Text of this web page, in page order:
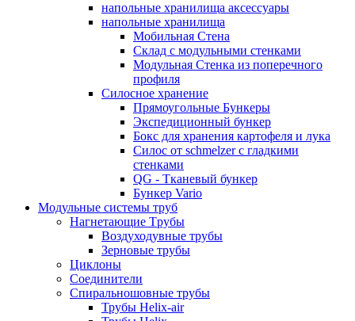
напольныe хранилища аксессуары
напольныe хранилища
Мобильная Стена
Склад с модульными стенками
Модульная Стенка из поперечного
профиля
Силосное хранение
Прямоугольные Бункеры
Экспедиционный бункер
Бокс для хранения картофеля и лука
Силос от schmelzer с гладкими
стенками
QG - Тканевый бункер
Бункер Vario
Модульные системы труб
Нагнетающие Tрубы
Воздуходувные трубы
Зерновые трубы
Циклоны
Соединители
Спиральношовные трубы
Трубы Helix-air